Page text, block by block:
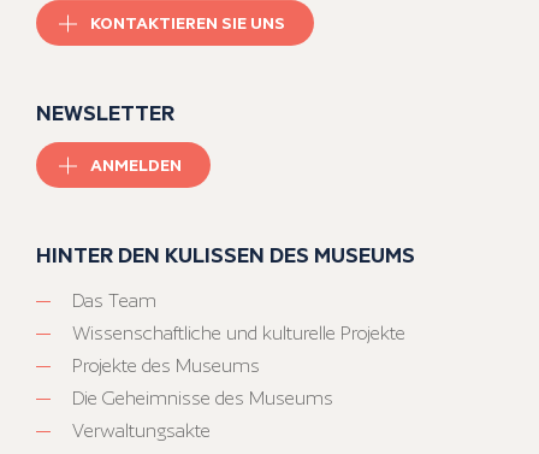
KONTAKTIEREN SIE UNS
NEWSLETTER
ANMELDEN
HINTER DEN KULISSEN DES MUSEUMS
Das Team
Wissenschaftliche und kulturelle Projekte
Projekte des Museums
Die Geheimnisse des Museums
Verwaltungsakte